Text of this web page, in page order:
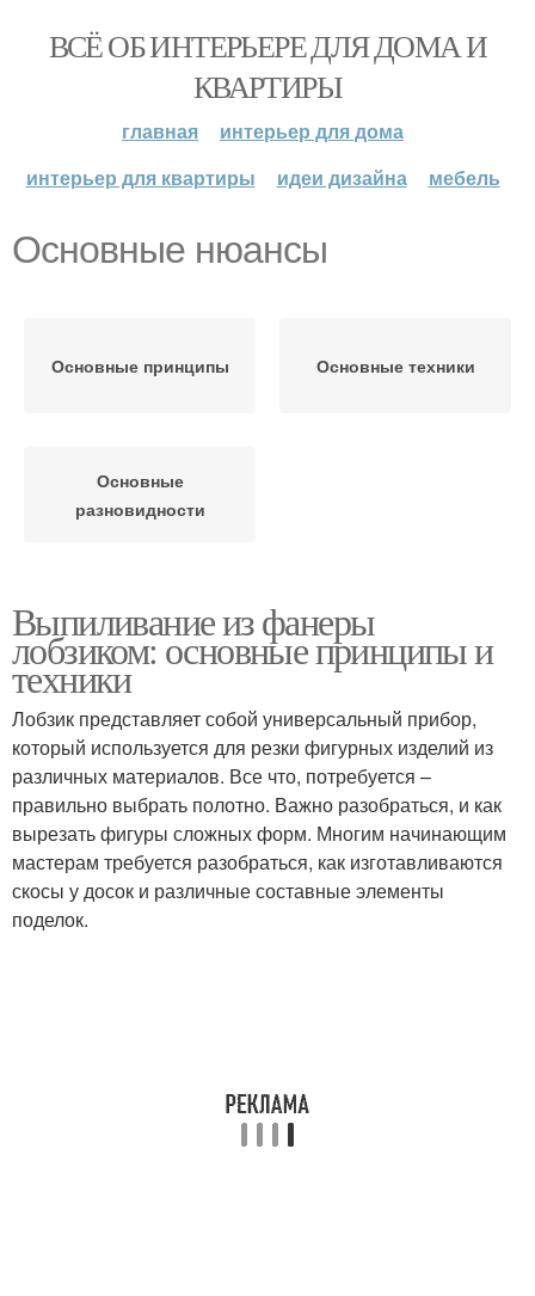
ВСЁ ОБ ИНТЕРЬЕРЕ ДЛЯ ДОМА И
КВАРТИРЫ
главная
интерьер для дома
интерьер для квартиры
идеи дизайна мебель
Основные нюансы
Основные принципы Основные техники
Основные
разновидности
Выпиливание из фанеры
лобзиком: основные принципы и
техники
Лобзик представляет собой универсальный прибор,
который используется для резки фигурных изделий из
различных материалов. Все что, потребуется –
правильно выбрать полотно. Важно разобраться, и как
вырезать фигуры сложных форм. Многим начинающим
мастерам требуется разобраться, как изготавливаются
скосы у досок и различные составные элементы
поделок.